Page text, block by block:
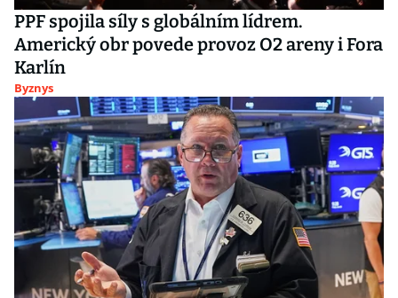
PPF spojila síly s globálním lídrem.
Americký obr povede provoz O2 areny i Fora
Karlín
Byznys